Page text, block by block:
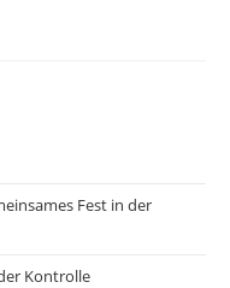
Fest in der
Kontrolle